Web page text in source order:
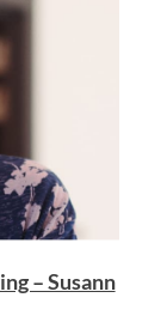
– Susann